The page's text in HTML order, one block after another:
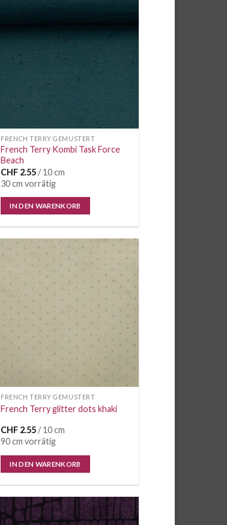
FRENCH TERRY GEMUSTERT
French Terry Kombi Task Force
Beach
CHF 2.55/ 10 cm
30 cm vorrätig
IN DEN WARENKORB
Auf die
Wunschliste
FRENCH TERRY GEMUSTERT
French Terry glitter dots khaki
CHF 2.55/ 10 cm
90 cm vorrätig
IN DEN WARENKORB